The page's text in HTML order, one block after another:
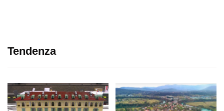
Tendenza